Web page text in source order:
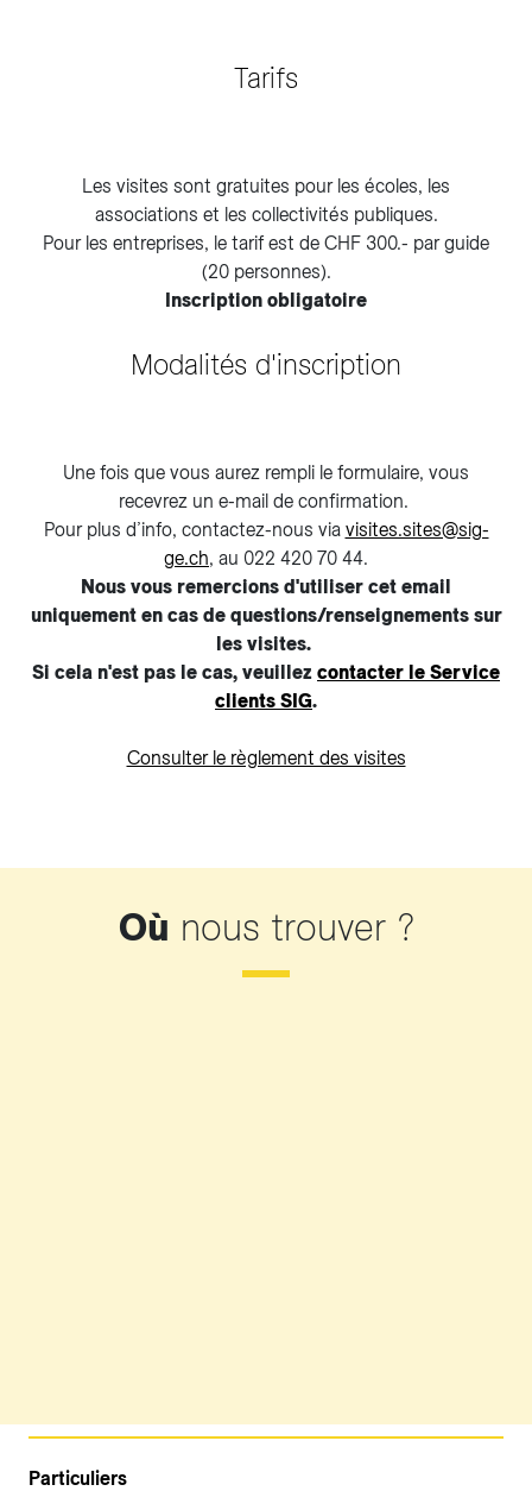
Tarifs
Les visites sont gratuites pour les écoles, les
associations et les collectivités publiques.
Pour les entreprises, le tarif est de CHF 300.- par guide
(20 personnes).
Inscription obligatoire
Modalités d'inscription
Une fois que vous aurez rempli le formulaire, vous
recevrez un e-mail de confirmation.
Pour plus d’info, contactez-nous via visites.sites@sig-
ge.ch, au 022 420 70 44.
Nous vous remercions d'utiliser cet email
uniquement en cas de questions/renseignements sur
les visites.
Si cela n'est pas le cas, veuillez contacter le Service
clients SIG.
Consulter le règlement des visites
Où nous trouver ?
Particuliers